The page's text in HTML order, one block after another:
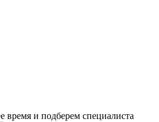
время и подберем специалиста